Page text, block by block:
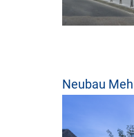
Neubau